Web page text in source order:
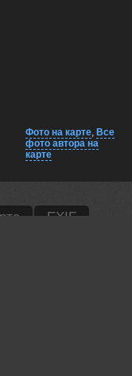
Фото на карте, Все
фото автора на
карте
EXIF